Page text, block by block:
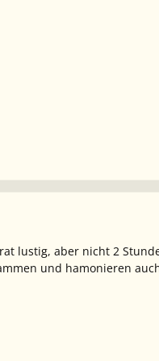
lustig, aber nicht 2
und hamonieren